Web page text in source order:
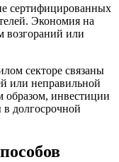
сертифицированных
Экономия на
возгораний или
секторе связаны
или неправильной
образом, инвестиции
долгосрочной